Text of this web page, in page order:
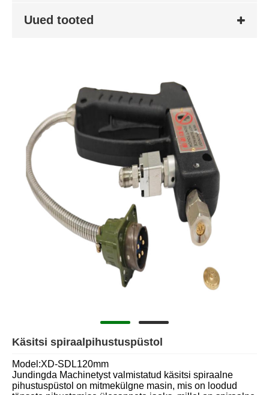
Uued tooted
Käsitsi spiraalpihustuspüstol
Model:XD-SDL120mm
Jundingda Machinetyst valmistatud käsitsi spiraalne
pihustuspüstol on mitmekülgne masin, mis on loodud